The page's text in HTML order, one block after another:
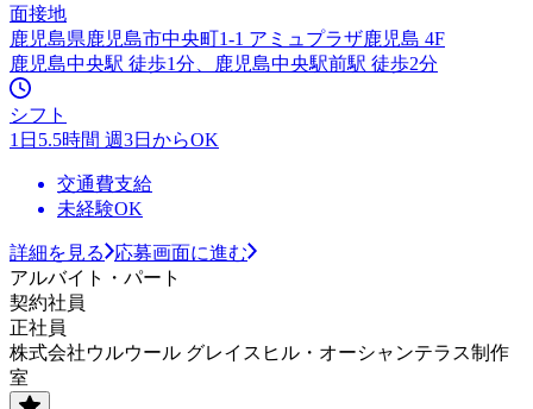
面接地
鹿児島県鹿児島市中央町1-1 アミュプラザ鹿児島 4F
鹿児島中央駅 徒歩1分、鹿児島中央駅前駅 徒歩2分
シフト
1日5.5時間 週3日からOK
交通費支給
未経験OK
詳細を見る
応募画面に進む
アルバイト・パート
契約社員
正社員
株式会社ウルウール グレイスヒル・オーシャンテラス制作
室